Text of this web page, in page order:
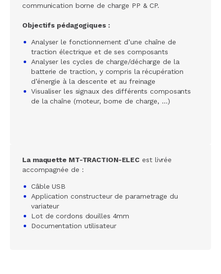
communication borne de charge PP & CP.
Objectifs pédagogiques :
Analyser le fonctionnement d’une chaîne de
traction électrique et de ses composants
Analyser les cycles de charge/décharge de la
batterie de traction, y compris la récupération
d’énergie à la descente et au freinage
Visualiser les signaux des différents composants
de la chaîne (moteur, borne de charge, …)
La maquette MT-TRACTION-ELEC est livrée
accompagnée de :
Câble USB
Application constructeur de parametrage du
variateur
Lot de cordons douilles 4mm
Documentation utilisateur